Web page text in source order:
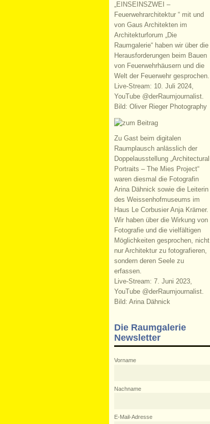
„EINSEINSZWEI –
Feuerwehrarchitektur “ mit und
von Gaus Architekten im
Architekturforum „Die
Raumgalerie“ haben wir über die
Herausforderungen beim Bauen
von Feuerwehrhäusern und die
Welt der Feuerwehr gesprochen.
Live-Stream: 10. Juli 2024,
YouTube @derRaumjournalist.
Bild: Oliver Rieger Photography
Zu Gast beim digitalen
Raumplausch anlässlich der
Doppelausstellung „Architectural
Portraits – The Mies Project“
waren diesmal die Fotografin
Arina Dähnick sowie die Leiterin
des Weissenhofmuseums im
Haus Le Corbusier Anja Krämer.
Wir haben über die Wirkung von
Fotografie und die vielfältigen
Möglichkeiten gesprochen, nicht
nur Architektur zu fotografieren,
sondern deren Seele zu
erfassen.
Live-Stream: 7. Juni 2023,
YouTube @derRaumjournalist.
Bild: Arina Dähnick
Die Raumgalerie
Newsletter
Vorname
Nachname
E-Mail-Adresse